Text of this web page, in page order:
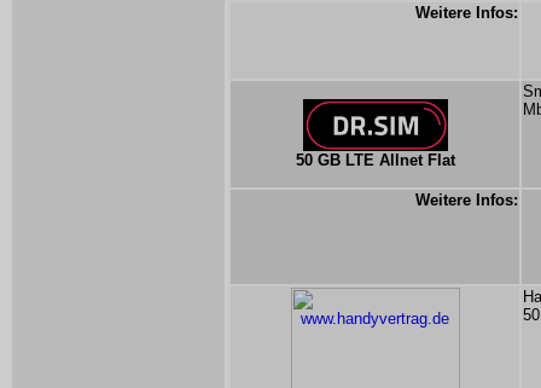
Weitere Infos:
50 GB LTE Allnet Flat
Weitere Infos: